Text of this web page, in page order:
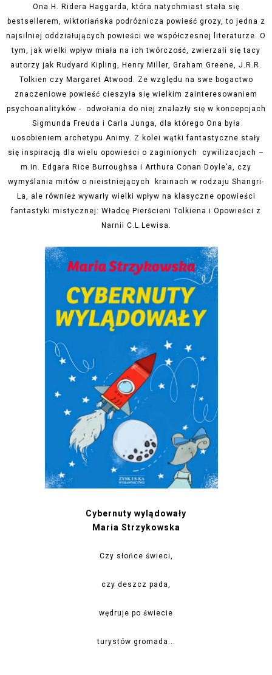
Ona H. Ridera Haggarda, która natychmiast stała się
bestsellerem, wiktoriańska podróżnicza powieść grozy, to jedna z
najsilniej oddziałujących powieści we współczesnej literaturze. O
tym, jak wielki wpływ miała na ich twórczość, zwierzali się tacy
autorzy jak Rudyard Kipling, Henry Miller, Graham Greene, J.R.R.
Tolkien czy Margaret Atwood. Ze względu na swe bogactwo
znaczeniowe powieść cieszyła się wielkim zainteresowaniem
psychoanalityków - odwołania do niej znalazły się w koncepcjach
Sigmunda Freuda i Carla Junga, dla którego Ona była
uosobieniem archetypu Animy. Z kolei wątki fantastyczne stały
się inspiracją dla wielu opowieści o zaginionych cywilizacjach –
m.in . Edgara Rice Burroughsa i Arthura Conan Doyle’a, czy
wymyślania mitów o nieistniejących krainach w rodzaju Shangri-
La, ale również wywarły wielki wpływ na klasyczne opowieści
fantastyki mistycznej: Władcę Pierścieni Tolkiena i Opowieści z
Narnii C.L.Lewisa.
Cybernuty wylądowały
Maria Strzykowska
Czy słońce świeci,
czy deszcz pada,
wędruje po świecie
turystów gromada...